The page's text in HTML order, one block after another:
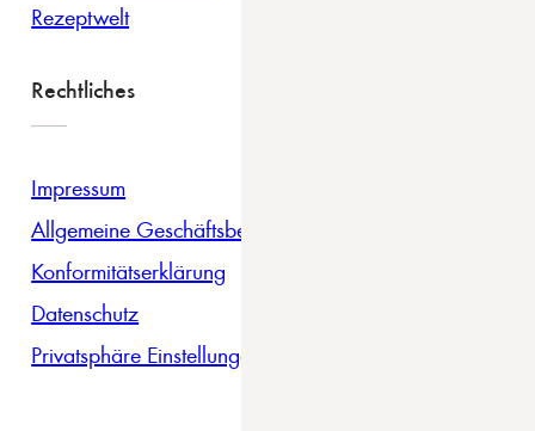
Rezeptwelt
Rechtliches
Impressum
Allgemeine Geschäftsbedingungen
Konformitätserklärung
Datenschutz
Privatsphäre Einstellungen